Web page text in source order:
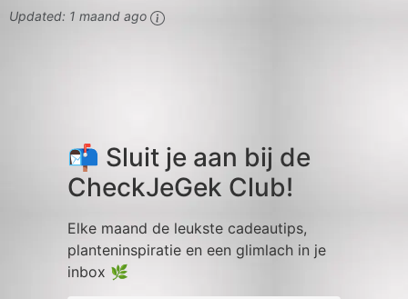
Updated: 1 maand ago
📬 Sluit je aan bij de
CheckJeGek Club!
Elke maand de leukste cadeautips,
planteninspiratie en een glimlach in je
inbox 🌿